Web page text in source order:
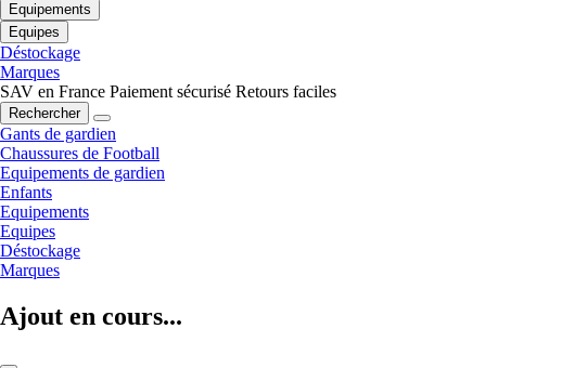
Equipements
Equipes
Déstockage
Marques
SAV en France Paiement sécurisé Retours faciles
Rechercher
Gants de gardien
Chaussures de Football
Equipements de gardien
Enfants
Equipements
Equipes
Déstockage
Marques
Ajout en cours...